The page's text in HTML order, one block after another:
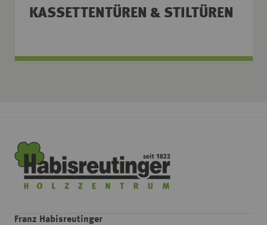
KASSETTENTÜREN & STILTÜREN
Franz Habisreutinger